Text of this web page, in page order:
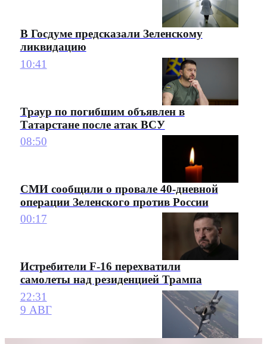
В Госдуме предсказали Зеленскому
ликвидацию
10:41
Траур по погибшим объявлен в
Татарстане после атак ВСУ
08:50
СМИ сообщили о провале 40-дневной
операции Зеленского против России
00:17
Истребители F-16 перехватили
самолеты над резиденцией Трампа
22:31
9 АВГ